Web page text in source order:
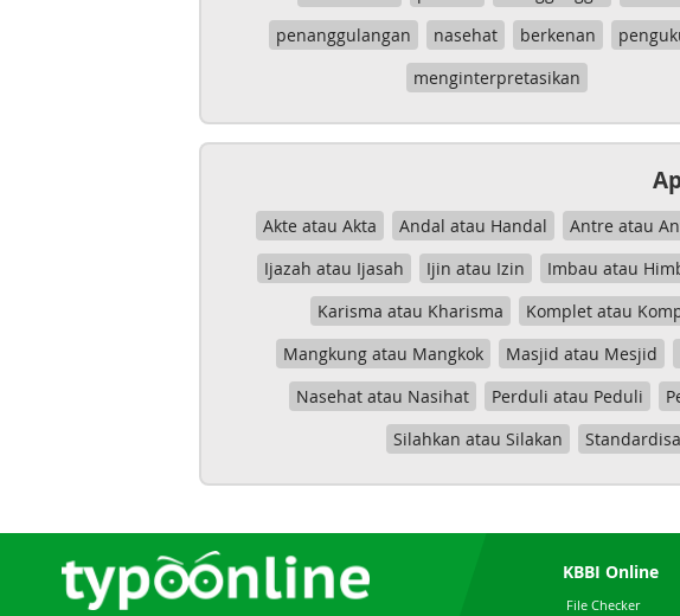
penanggulangan
nasehat berkenan
menginterpretasikan
Akte atau Akta Andal atau Handal Antre atau
Ijazah atau Ijasah
Ijin atau Izin Imbau atau
Karisma atau Kharisma
Komplet atau
Mangkung atau Mangkok
Masjid atau Mesjid
Nasehat atau Nasihat
Perduli atau Peduli
Silahkan atau Silakan
KBBI Online
File Checker